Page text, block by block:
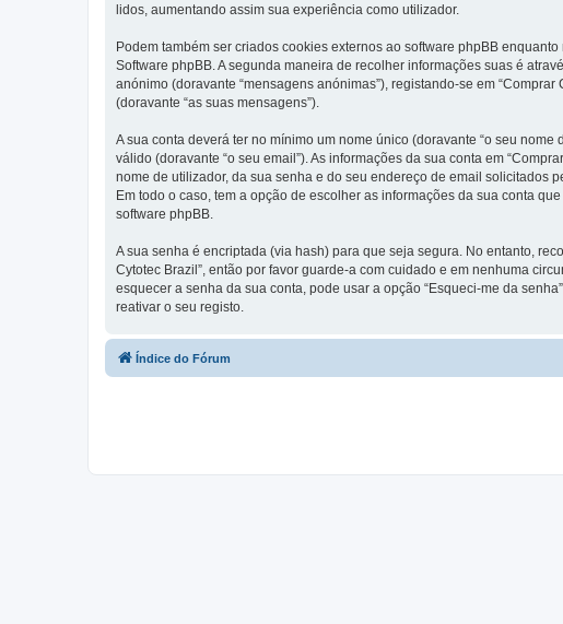
lidos, aumentando assim sua experiência como utilizador.
Podem também ser criados cookies externos ao software phpBB
Software phpBB. A segunda maneira de recolher informações suas é
anónimo (doravante “mensagens anónimas”), registando-se em
(doravante “as suas mensagens”).
A sua conta deverá ter no mínimo um nome único (doravante “o seu
válido (doravante “o seu email”). As informações da sua conta em
nome de utilizador, da sua senha e do seu endereço de email solicitados
Em todo o caso, tem a opção de escolher as informações da sua conta
software phpBB.
A sua senha é encriptada (via hash) para que seja segura. No entanto,
Cytotec Brazil”, então por favor guarde-a com cuidado e em nenhuma
esquecer a senha da sua conta, pode usar a opção “Esqueci-me da
reativar o seu registo.
Índice do Fórum